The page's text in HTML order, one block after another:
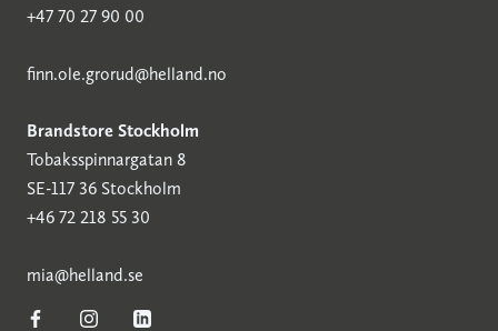
+47 70 27 90 00
finn.ole.grorud@helland.no
Brandstore Stockholm
Tobaksspinnargatan 8
SE-117 36 Stockholm
+46 72 218 55 30
mia@helland.se